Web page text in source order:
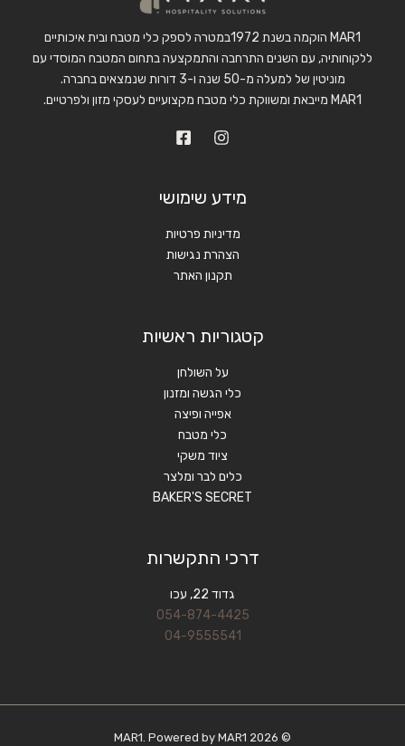
MAR1 הוקמה בשנת 1972במטרה לספק כלי מטבח ובית איכותיים
ללקוחותיה, עם השנים התרחבה והתמקצעה בתחום המטבח המוסדי עם
מוניטין של למעלה מ-50 שנה ו-3 דורות שנמצאים בחברה.
MAR1 מייבאת ומשווקת כלי מטבח מקצועיים לעסקי מזון ולפרטיים.
מידע שימושי
מדיניות פרטיות
הצהרת נגישות
תקנון האתר
קטגוריות ראשיות
על השולחן
כלי הגשה ומזנון
אפייה ופיצה
כלי מטבח
ציוד משקי
כלים לבר ומלצר
BAKER'S SECRET
דרכי התקשרות
גדוד 22, עכו
054-874-4425
04-9555541
© 2026 MAR1. Powered by MAR1